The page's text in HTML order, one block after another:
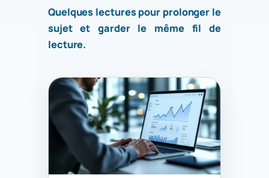
Quelques lectures pour prolonger le
sujet et garder le même fil de
lecture.